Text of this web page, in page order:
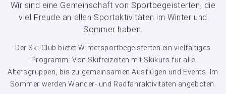
Wir sind eine Gemeinschaft von Sportbegeisterten, die
viel Freude an allen Sportaktivitäten im Winter und
Sommer haben.
Der Ski-Club bietet Wintersportbegeisterten ein vielfältiges
Programm: Von Skifreizeiten mit Skikurs für alle
Altersgruppen, bis zu gemeinsamen Ausflügen und Events. Im
Sommer werden Wander- und Radfahraktivitäten angeboten.